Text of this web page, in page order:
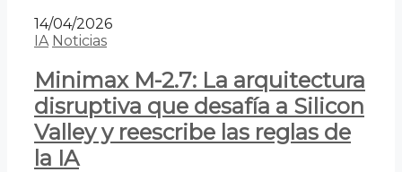
14/04/2026
IA Noticias
Minimax M-2.7: La arquitectura
disruptiva que desafía a Silicon
Valley y reescribe las reglas de
la IA